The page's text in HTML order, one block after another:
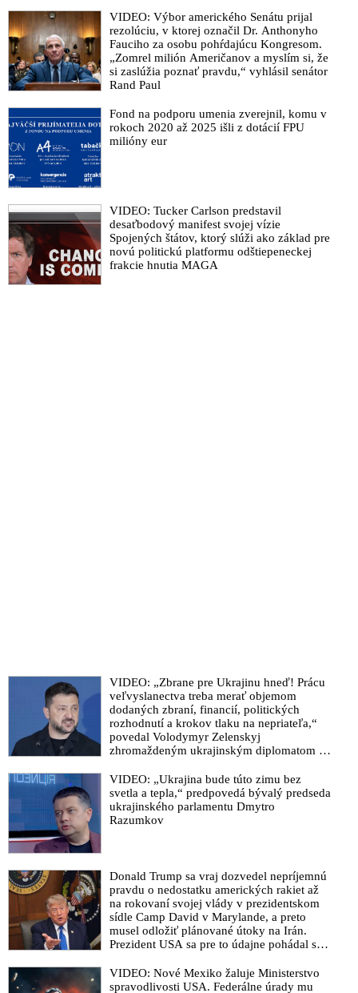
VIDEO: Výbor amerického Senátu prijal
rezolúciu, v ktorej označil Dr. Anthonyho
Fauciho za osobu pohŕdajúcu Kongresom.
„Zomrel milión Američanov a myslím si, že
si zaslúžia poznať pravdu,“ vyhlásil senátor
Rand Paul
Fond na podporu umenia zverejnil, komu v
rokoch 2020 až 2025 išli z dotácií FPU
milióny eur
VIDEO: Tucker Carlson predstavil
desaťbodový manifest svojej vízie
Spojených štátov, ktorý slúži ako základ pre
novú politickú platformu odštiepeneckej
frakcie hnutia MAGA
VIDEO: „Zbrane pre Ukrajinu hneď! Prácu
veľvyslanectva treba merať objemom
dodaných zbraní, financií, politických
rozhodnutí a krokov tlaku na nepriateľa,“
povedal Volodymyr Zelenskyj
zhromaždeným ukrajinským diplomatom v
že USA Ukrajine nedodajú protiraketové
systémy Patriot
VIDEO: „Ukrajina bude túto zimu bez
svetla a tepla,“ predpovedá bývalý predseda
ukrajinského parlamentu Dmytro
Razumkov
Donald Trump sa vraj dozvedel nepríjemnú
pravdu o nedostatku amerických rakiet až
na rokovaní svojej vlády v prezidentskom
sídle Camp David v Marylande, a preto
musel odložiť plánované útoky na Irán.
Prezident USA sa pre to údajne pohádal so
opaku
VIDEO: Nové Mexiko žaluje Ministerstvo
spravodlivosti USA. Federálne úrady mu